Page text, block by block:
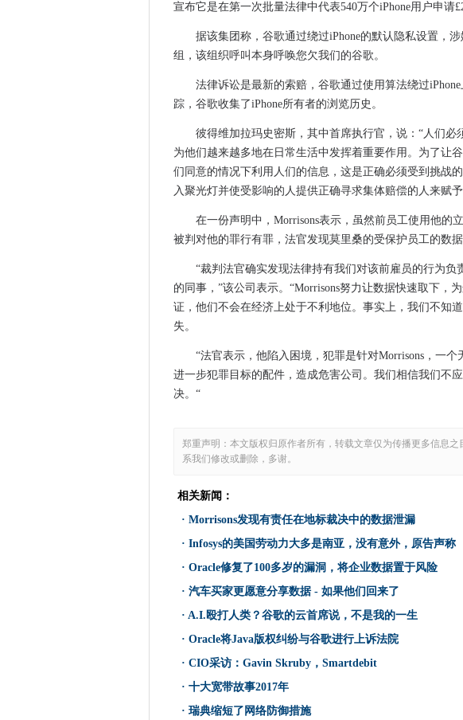
A.I.殴打人类？谷歌的云首席说，不是我的一生
IOD报告说，政府尚未“完全拥抱”数字化
健康和社会护理网络连接第一客户
Matt Hancock说，BT OpenDreach离婚必须迅速移动
Oracle将Java版权纠纷与谷歌进行上诉法院
微软正在致力于帮助人们使用基于云的FPGA的工具
CIO采访：Gavin Skruby，Smartdebit
十大宽带故事2017年
调查的一半美国企业承认遭受赎金软件攻击
它在“创新”上的支出现在是一个优先事项
瑞典缩短了网络防御措施
语音援助技术变得情绪化
美国宇航局对最新的哈勃太空望远镜有效载荷计算机故
揭穿关于边缘计算的网络安全误解
使用这个漂亮的新Android功能甚至可以解决锁定的智能
Instagram可能很快就会让每个人分享他们故事的链接 而
法官驳回反垄断诉讼后Facebook价值达到1万亿美元
很快从这个设备分享你的Instagram帖子
为什么开发人员不为安全有“拼写检查”？
Facebook正在泄露贵重的年轻用户
针对女性创始人的共同工作空间在伦敦开放
美国国税局希望从2013年到2015年为每个美国的
宣布它是在第一次批量法律中代表540万个iPhone用户申请
据该集团称，谷歌通过绕过iPhone的默认隐私设置，
组，该组织呼叫本身呼唤您欠我们的谷歌。
法律诉讼是最新的索赔，谷歌通过使用算法绕过
踪，谷歌收集了iPhone所有者的浏览历史。
彼得维加拉玛史密斯，其中首席执行官，说：“人们必
为他们越来越多地在日常生活中发挥着重要作用。为了让
们同意的情况下利用人们的信息，这是正确必须受到挑战
入聚光灯并使受影响的人提供正确寻求集体赔偿的人来赋
在一份声明中，Morrisons表示，虽然前员工使用他的
被判对他的罪行有罪，法官发现莫里桑的受保护员工的数据
“裁判法官确实发现法律持有我们对该前雇员的行为负
的同事，”该公司表示。“Morrisons努力让数据快速取下，
证，他们不会在经济上处于不利地位。事实上，我们不知
失。
“法官表示，他陷入困境，犯罪是针对Morrisons，一
进一步犯罪目标的配件，造成危害公司。我们相信我们不
决。“
郑重声明：本文版权归原作者所有，转载文章仅为传播更多信息
系我们修改或删除，多谢。
相关新闻：
· Morrisons发现有责任在地标裁决中的数据泄漏
· Infosys的美国劳动力大多是南亚，没有意外，原告声称
· Oracle修复了100多岁的漏洞，将企业数据置于风险
· 汽车买家更愿意分享数据 - 如果他们回来了
· A.I.殴打人类？谷歌的云首席说，不是我的一生
· Oracle将Java版权纠纷与谷歌进行上诉法院
· CIO采访：Gavin Skruby，Smartdebit
· 十大宽带故事2017年
· 瑞典缩短了网络防御措施